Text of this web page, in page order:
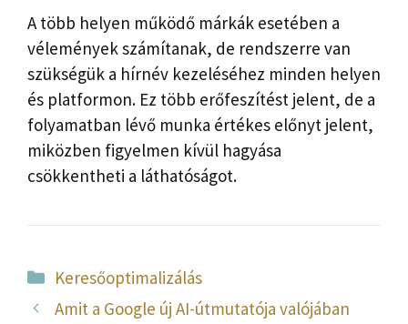
A több helyen működő márkák esetében a
vélemények számítanak, de rendszerre van
szükségük a hírnév kezeléséhez minden helyen
és platformon. Ez több erőfeszítést jelent, de a
folyamatban lévő munka értékes előnyt jelent,
miközben figyelmen kívül hagyása
csökkentheti a láthatóságot.
Kategória
Keresőoptimalizálás
Amit a Google új AI-útmutatója valójában